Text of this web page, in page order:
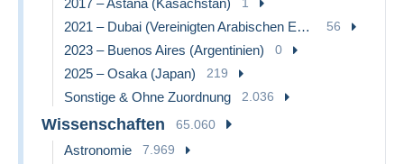
2021 – Dubai (Vereinigten Arabischen Emirate) 56
2023 – Buenos Aires (Argentinien) 0
2025 – Osaka (Japan) 219
Sonstige & Ohne Zuordnung 2.036
Wissenschaften 65.060
Astronomie 7.969